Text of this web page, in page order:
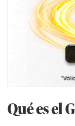
Qué es el